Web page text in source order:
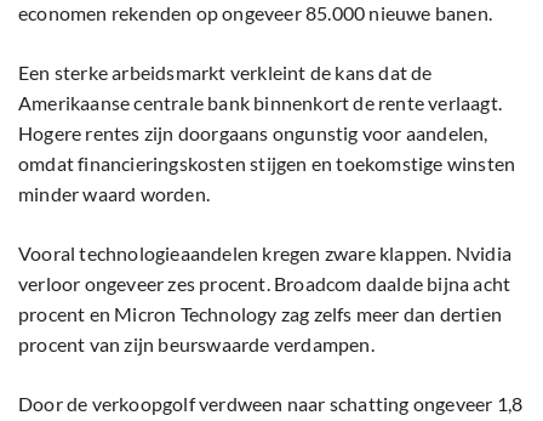
economen rekenden op ongeveer 85.000 nieuwe banen.
Een sterke arbeidsmarkt verkleint de kans dat de
Amerikaanse centrale bank binnenkort de rente verlaagt.
Hogere rentes zijn doorgaans ongunstig voor aandelen,
omdat financieringskosten stijgen en toekomstige winsten
minder waard worden.
Vooral technologieaandelen kregen zware klappen. Nvidia
verloor ongeveer zes procent. Broadcom daalde bijna acht
procent en Micron Technology zag zelfs meer dan dertien
procent van zijn beurswaarde verdampen.
Door de verkoopgolf verdween naar schatting ongeveer 1,8